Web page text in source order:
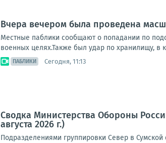
Вчера вечером была проведена
Местные паблики сообщают о попадании по
военных целях.Также был удар по хранилищу,
ПАБЛИКИ Сегодня, 11:13
Сводка Министерства Обороны
августа 2026 г.)
Подразделениями группировки Север в